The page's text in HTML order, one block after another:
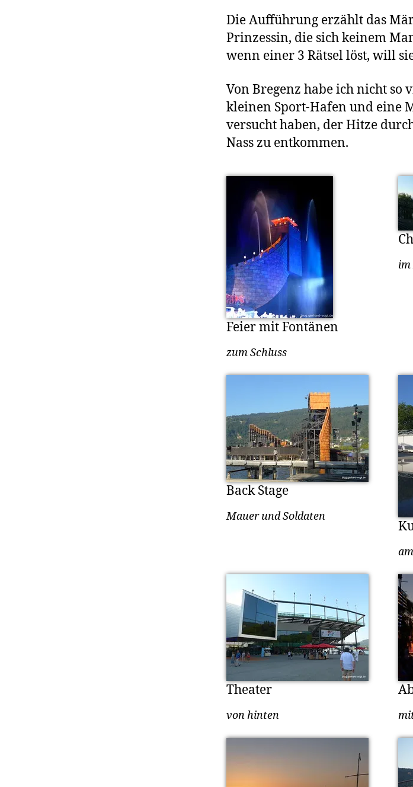
Die Aufführung erzählt das
Prinzessin, die sich keinem
wenn einer 3 Rätsel löst, will
Von Bregenz habe ich nicht so
kleinen Sport-Hafen und eine
versucht haben, der Hitze
Nass zu entkommen.
Feier mit Fontänen
zum Schluss
im
Back Stage
Mauer und Soldaten
Theater
von hinten